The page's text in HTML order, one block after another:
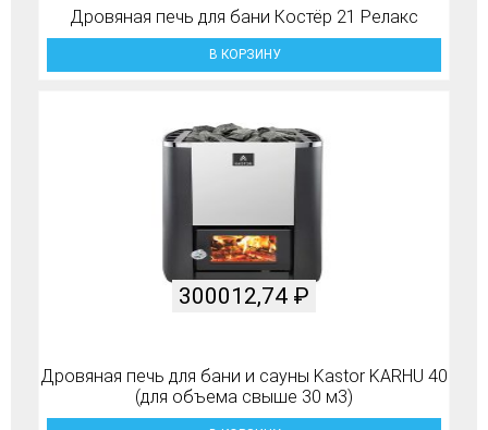
Дровяная печь для бани Костёр 21 Релакс
В КОРЗИНУ
Дровяная печь для бани и сауны Kastor KARHU 40
(для объема свыше 30 м3)
300012,74 ₽